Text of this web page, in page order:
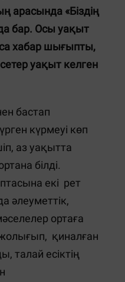
арасында «Біздің
бар. Осы уақыт
хабар шығыпты,
уақыт келген
бастап
күрмеуі көп
аз уақытта
білді.
екі рет
әлеуметтік,
ортаға
қиналған
талай есіктің